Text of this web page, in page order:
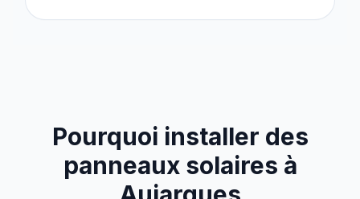
Pourquoi installer des
panneaux solaires à